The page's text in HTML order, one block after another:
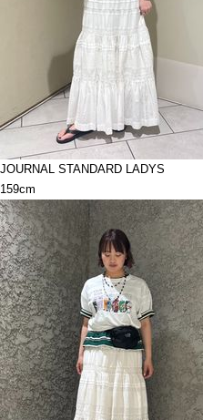
JOURNAL STANDARD LADYS
159cm